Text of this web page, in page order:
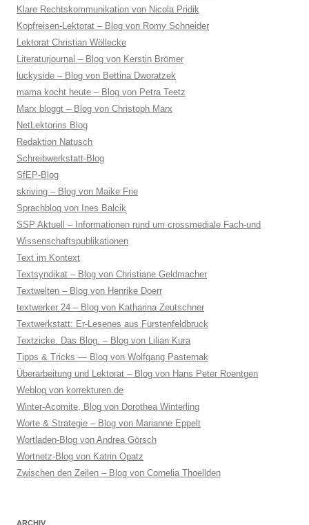
Klare Rechtskommunikation von Nicola Pridik
Kopfreisen-Lektorat – Blog von Romy Schneider
Lektorat Christian Wöllecke
Literaturjournal – Blog von Kerstin Brömer
luckyside – Blog von Bettina Dworatzek
mama kocht heute – Blog von Petra Teetz
Marx bloggt – Blog von Christoph Marx
NetLektorins Blog
Redaktion Natusch
Schreibwerkstatt-Blog
SfEP-Blog
skriving – Blog von Maike Frie
Sprachblog von Ines Balcik
SSP Aktuell – Informationen rund um crossmediale Fach-und
Wissenschaftspublikationen
Text im Kontext
Textsyndikat – Blog von Christiane Geldmacher
Textwelten – Blog von Henrike Doerr
textwerker 24 – Blog von Katharina Zeutschner
Textwerkstatt: Er-Lesenes aus Fürstenfeldbruck
Textzicke. Das Blog. – Blog von Lilian Kura
Tipps & Tricks — Blog von Wolfgang Pasternak
Überarbeitung und Lektorat – Blog von Hans Peter Roentgen
Weblog von korrekturen.de
Winter-Acomite, Blog von Dorothea Winterling
Worte & Strategie – Blog von Marianne Eppelt
Wortladen-Blog von Andrea Görsch
Wortnetz-Blog von Katrin Opatz
Zwischen den Zeilen – Blog von Cornelia Thoellden
ARCHIV